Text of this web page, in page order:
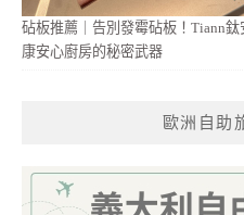
砧板推薦｜告別發霉砧板！Tiann
康安心廚房的秘密武器
歐洲自助